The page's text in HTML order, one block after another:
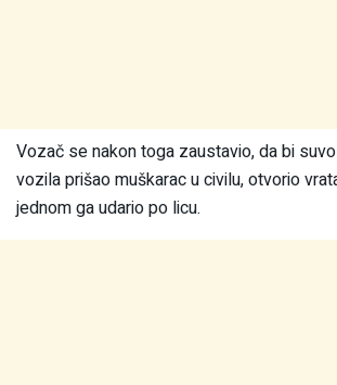
Vozač se nakon toga zaustavio, da bi
vozila prišao muškarac u civilu, otvorio
jednom ga udario po licu.